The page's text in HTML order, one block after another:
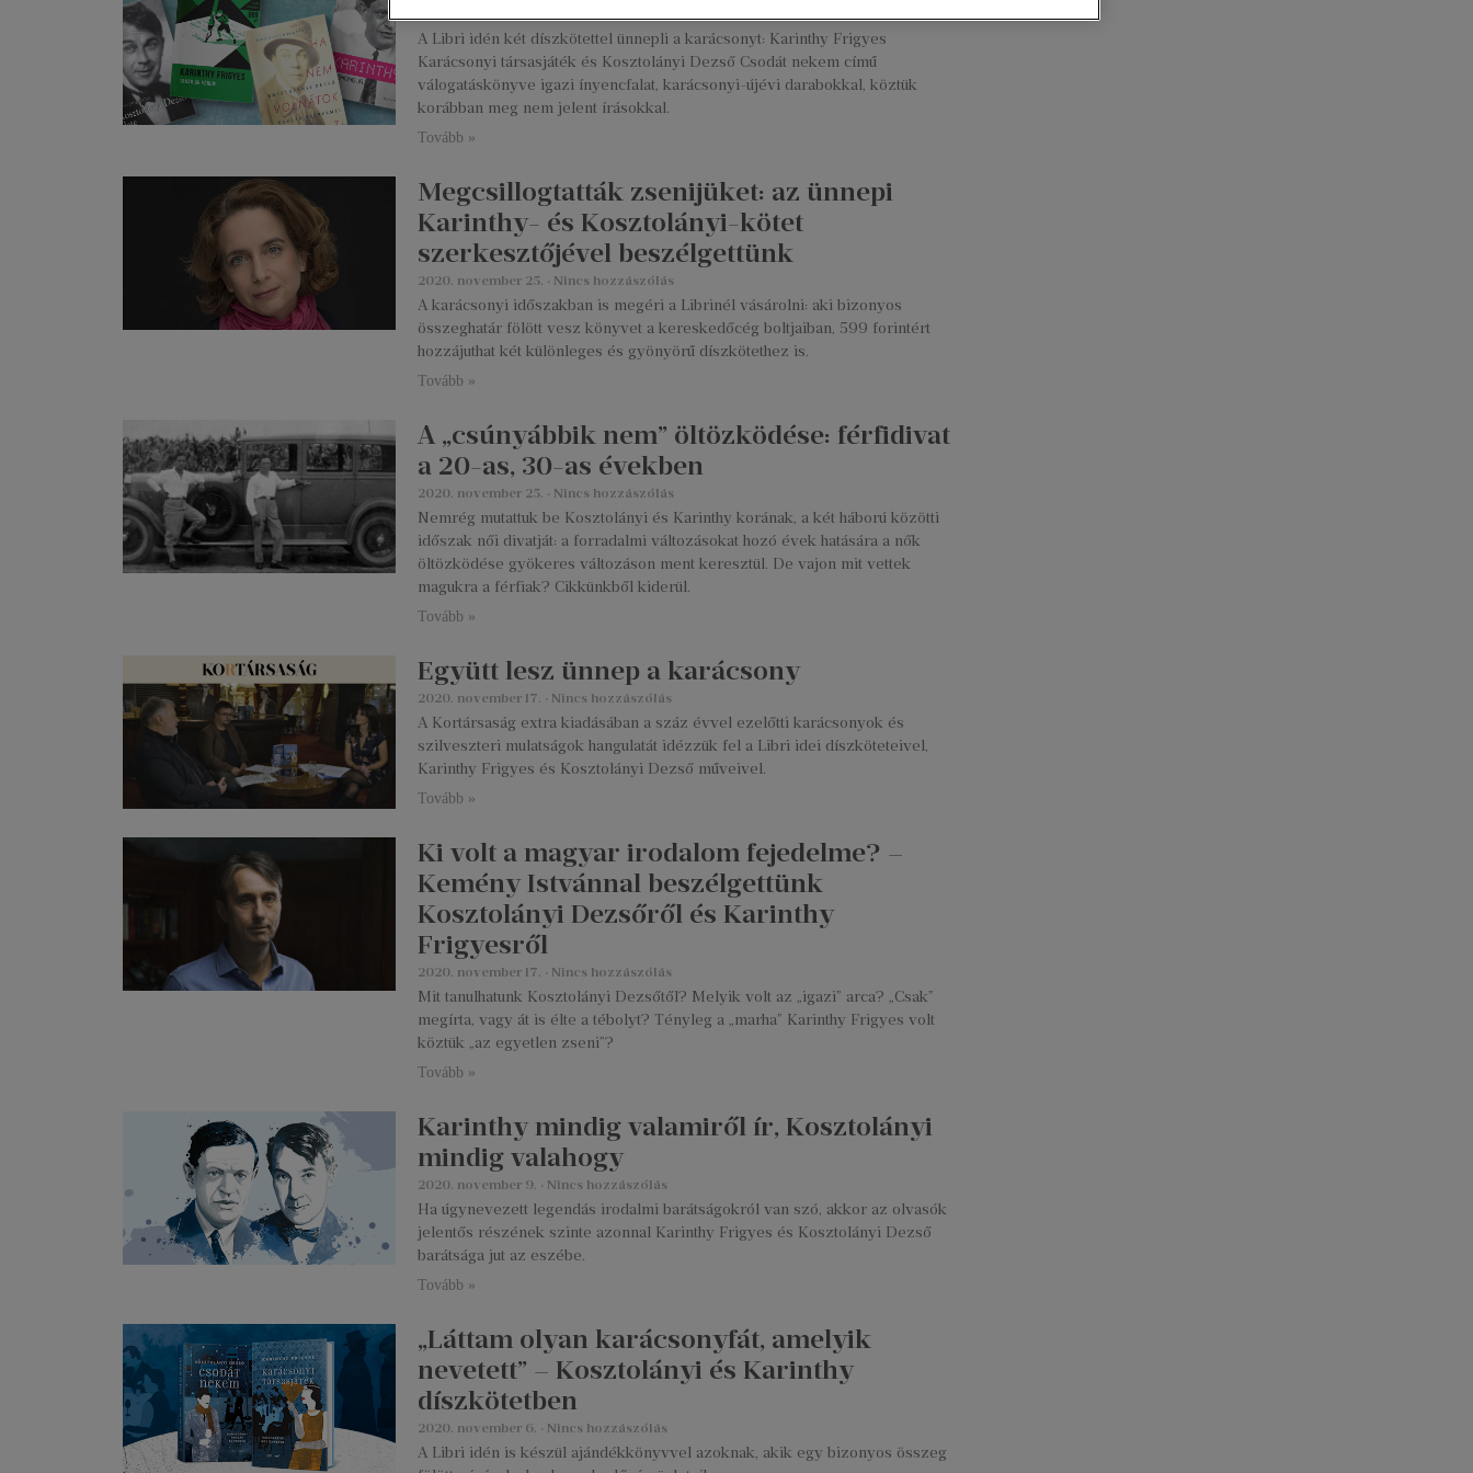
A Libri idén két díszkötettel ünnepli a karácsonyt: Karinthy Frigyes
Karácsonyi társasjáték és Kosztolányi Dezső Csodát nekem című
válogatáskönyve igazi ínyencfalat, karácsonyi-újévi darabokkal, köztük
korábban meg nem jelent írásokkal.
Tovább »
Megcsillogtatták zsenijüket: az ünnepi
Karinthy- és Kosztolányi-kötet
szerkesztőjével beszélgettünk
2020. november 25. Nincs hozzászólás
A karácsonyi időszakban is megéri a Librinél vásárolni: aki bizonyos
összeghatár fölött vesz könyvet a kereskedőcég boltjaiban, 599 forintért
hozzájuthat két különleges és gyönyörű díszkötethez is.
Tovább »
A „csúnyábbik nem” öltözködése: férfidivat
a 20-as, 30-as években
2020. november 25. Nincs hozzászólás
Nemrég mutattuk be Kosztolányi és Karinthy korának, a két háború közötti
időszak női divatját: a forradalmi változásokat hozó évek hatására a nők
öltözködése gyökeres változáson ment keresztül. De vajon mit vettek
magukra a férfiak? Cikkünkből kiderül.
Tovább »
Együtt lesz ünnep a karácsony
2020. november 17. Nincs hozzászólás
A Kortársaság extra kiadásában a száz évvel ezelőtti karácsonyok és
szilveszteri mulatságok hangulatát idézzük fel a Libri idei díszköteteivel,
Karinthy Frigyes és Kosztolányi Dezső műveivel.
Tovább »
Ki volt a magyar irodalom fejedelme? –
Kemény Istvánnal beszélgettünk
Kosztolányi Dezsőről és Karinthy
Frigyesről
2020. november 17. Nincs hozzászólás
Mit tanulhatunk Kosztolányi Dezsőtől? Melyik volt az „igazi” arca? „Csak”
megírta, vagy át is élte a tébolyt? Tényleg a „marha” Karinthy Frigyes volt
köztük „az egyetlen zseni”?
Tovább »
Karinthy mindig valamiről ír, Kosztolányi
mindig valahogy
2020. november 9. Nincs hozzászólás
Ha úgynevezett legendás irodalmi barátságokról van szó, akkor az olvasók
jelentős részének szinte azonnal Karinthy Frigyes és Kosztolányi Dezső
barátsága jut az eszébe.
Tovább »
„Láttam olyan karácsonyfát, amelyik
nevetett” – Kosztolányi és Karinthy
díszkötetben
2020. november 6. Nincs hozzászólás
A Libri idén is készül ajándékkönyvvel azoknak, akik egy bizonyos összeg